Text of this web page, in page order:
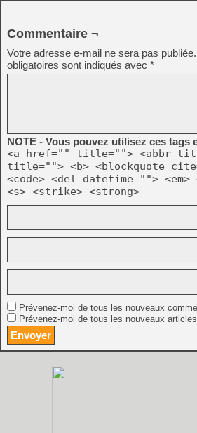
Commentaire ¬
Votre adresse e-mail ne sera pas publiée.
obligatoires sont indiqués avec *
NOTE - Vous pouvez utilisez ces tags
<a href="" title=""> <abbr
title=""> <b> <blockquote
<code> <del datetime="">
<s> <strike> <strong>
Prévenez-moi de tous les nouveaux
Prévenez-moi de tous les nouveaux